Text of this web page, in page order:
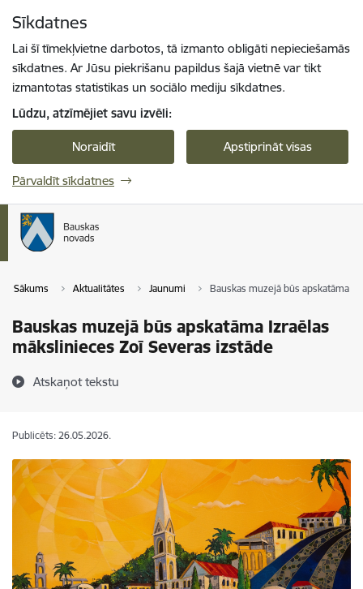
Sīkdatnes
Lai šī tīmekļvietne darbotos, tā izmanto obligāti nepieciešamās
sīkdatnes. Ar Jūsu piekrišanu papildus šajā vietnē var tikt
izmantotas statistikas un sociālo mediju sīkdatnes.
Lūdzu, atzīmējiet savu izvēli:
Noraidīt Apstiprināt visas
Pārvaldīt sīkdatnes
Sākums Aktualitātes Jaunumi Bauskas muzejā būs apskatāma
Bauskas muzejā būs apskatāma Izraēlas
mākslinieces Zoī Severas izstāde
Atskaņot tekstu
Publicēts: 26.05.2026.